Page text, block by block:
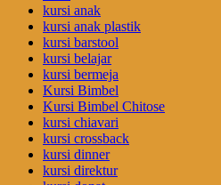
kursi anak
kursi anak plastik
kursi barstool
kursi belajar
kursi bermeja
Kursi Bimbel
Kursi Bimbel Chitose
kursi chiavari
kursi crossback
kursi dinner
kursi direktur